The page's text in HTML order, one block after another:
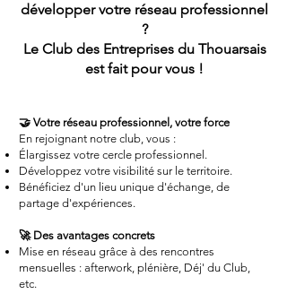
développer votre réseau professionnel
?
Le Club des Entreprises du Thouarsais
est fait pour vous !
🤝 Votre réseau professionnel, votre force
En rejoignant notre club, vous :
Élargissez votre cercle professionnel.
Développez votre visibilité sur le territoire.
Bénéficiez d'un lieu unique d'échange, de
partage d'expériences.
🚀 Des avantages concrets
Mise en réseau grâce à des rencontres
mensuelles : afterwork, plénière, Déj' du Club,
etc.